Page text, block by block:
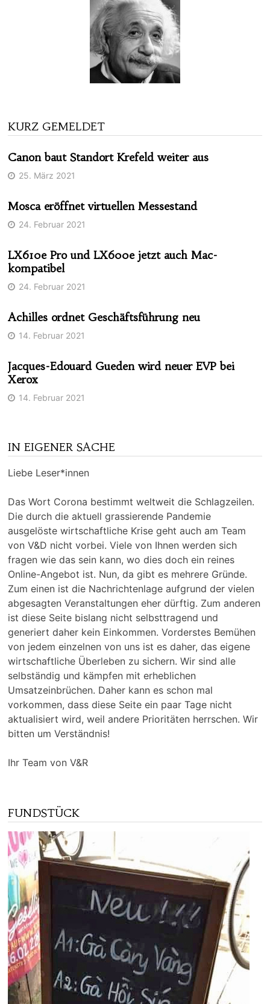
KURZ GEMELDET
Canon baut Standort Krefeld weiter aus
25. März 2021
Mosca eröffnet virtuellen Messestand
24. Februar 2021
LX610e Pro und LX600e jetzt auch Mac-
kompatibel
24. Februar 2021
Achilles ordnet Geschäftsführung neu
14. Februar 2021
Jacques-Edouard Gueden wird neuer EVP bei
Xerox
14. Februar 2021
IN EIGENER SACHE
Liebe Leser*innen
Das Wort Corona bestimmt weltweit die Schlagzeilen.
Die durch die aktuell grassierende Pandemie
ausgelöste wirtschaftliche Krise geht auch am Team
von V&D nicht vorbei. Viele von Ihnen werden sich
fragen wie das sein kann, wo dies doch ein reines
Online-Angebot ist. Nun, da gibt es mehrere Gründe.
Zum einen ist die Nachrichtenlage aufgrund der vielen
abgesagten Veranstaltungen eher dürftig. Zum anderen
ist diese Seite bislang nicht selbsttragend und
generiert daher kein Einkommen. Vorderstes Bemühen
von jedem einzelnen von uns ist es daher, das eigene
wirtschaftliche Überleben zu sichern. Wir sind alle
selbständig und kämpfen mit erheblichen
Umsatzeinbrüchen. Daher kann es schon mal
vorkommen, dass diese Seite ein paar Tage nicht
aktualisiert wird, weil andere Prioritäten herrschen. Wir
bitten um Verständnis!
Ihr Team von V&R
FUNDSTÜCK